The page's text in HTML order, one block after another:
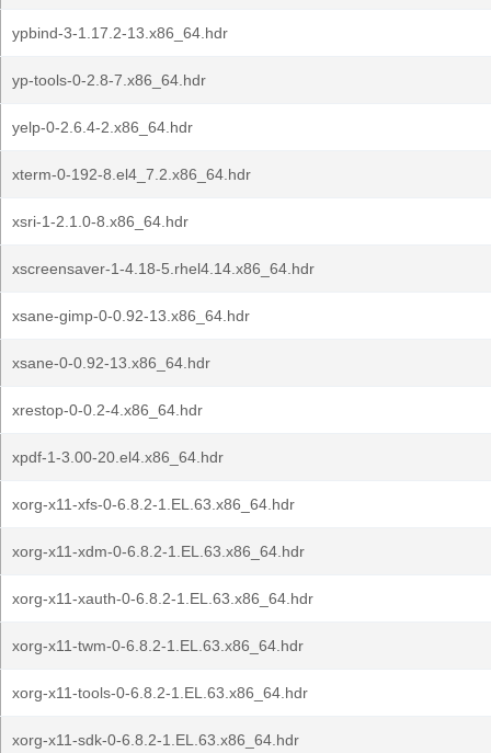
ypbind-3-1.17.2-13.x86_64.hdr
yp-tools-0-2.8-7.x86_64.hdr
yelp-0-2.6.4-2.x86_64.hdr
xterm-0-192-8.el4_7.2.x86_64.hdr
xsri-1-2.1.0-8.x86_64.hdr
xscreensaver-1-4.18-5.rhel4.14.x86_64.hdr
xsane-gimp-0-0.92-13.x86_64.hdr
xsane-0-0.92-13.x86_64.hdr
xrestop-0-0.2-4.x86_64.hdr
xpdf-1-3.00-20.el4.x86_64.hdr
xorg-x11-xfs-0-6.8.2-1.EL.63.x86_64.hdr
xorg-x11-xdm-0-6.8.2-1.EL.63.x86_64.hdr
xorg-x11-xauth-0-6.8.2-1.EL.63.x86_64.hdr
xorg-x11-twm-0-6.8.2-1.EL.63.x86_64.hdr
xorg-x11-tools-0-6.8.2-1.EL.63.x86_64.hdr
xorg-x11-sdk-0-6.8.2-1.EL.63.x86_64.hdr